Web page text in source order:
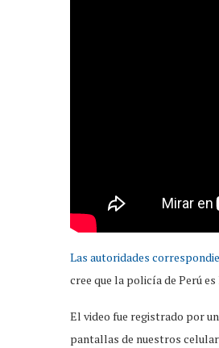
Las autoridades
cree que la policía de Perú
El video fue registrado por
pantallas de nuestros